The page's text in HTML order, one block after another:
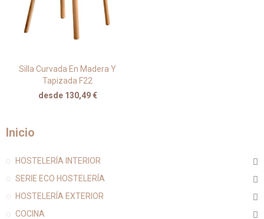
Silla Curvada En Madera Y
Tapizada F22
desde 130,49 €
Inicio
HOSTELERÍA INTERIOR
SERIE ECO HOSTELERÍA
HOSTELERÍA EXTERIOR
COCINA